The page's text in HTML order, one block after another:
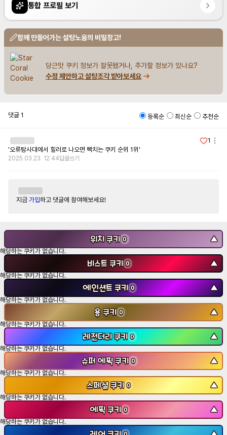
통합 프로필 보기
함께 만들어가는 설탕노움의 비밀창고!
당근맛 쿠키 정보가 잘못됐거나, 추가할 정보가 있나요?
수정 제안하고 설탕조각 받아보세요
댓글 1 등록순 최신순 추천순
1
'오류탐사대에서 힐러로 나오면 빡치는 쿠키 순위 1위'
2025.03.23. 12:44답글쓰기
지금 가입하고 댓글에 참여해보세요!
위치 쿠키 0 ▼
해당하는 쿠키가 없습니다.
비스트 쿠키 0 ▼
해당하는 쿠키가 없습니다.
에인션트 쿠키 0 ▼
해당하는 쿠키가 없습니다.
용 쿠키 0 ▼
해당하는 쿠키가 없습니다.
레전더리 쿠키 0 ▼
해당하는 쿠키가 없습니다.
슈퍼 에픽 쿠키 0 ▼
해당하는 쿠키가 없습니다.
스페셜 쿠키 0 ▼
해당하는 쿠키가 없습니다.
에픽 쿠키 0 ▼
해당하는 쿠키가 없습니다.